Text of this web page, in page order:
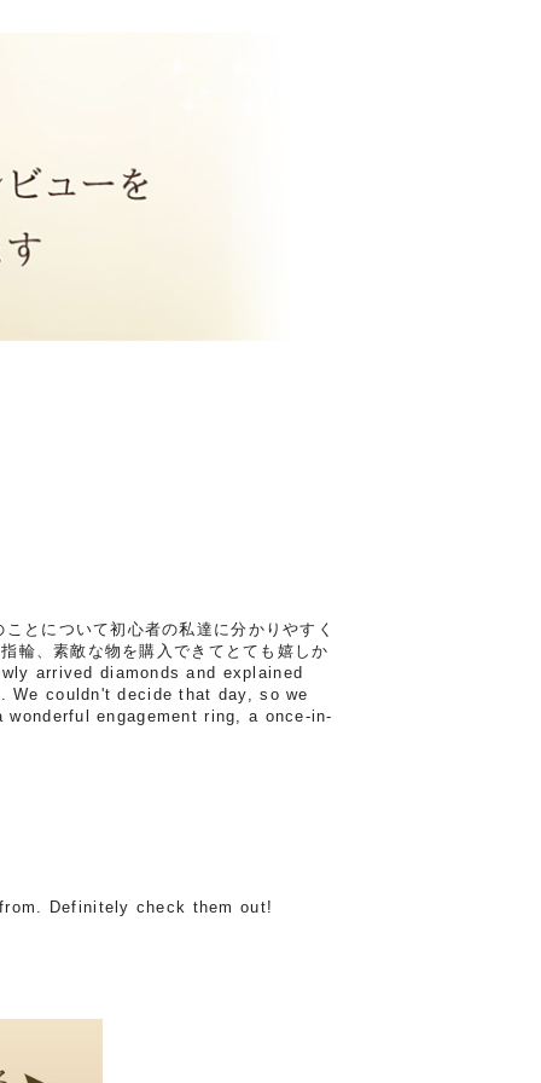
とについて初心者の私達に分かりやすく
輪、素敵な物を購入できてとても嬉しか
arrived diamonds and explained
We couldn't decide that day, so we
engagement ring, a once-in-
Definitely check them out!